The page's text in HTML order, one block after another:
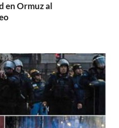
en Ormuz al